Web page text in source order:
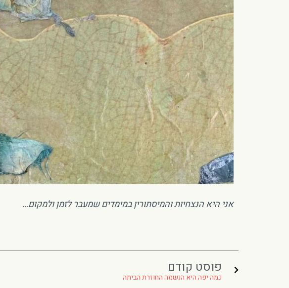
אני היא הנצחיות והמיסתורין במימדים שמעבר לזמן ולמקום…
פוסט קודם
כמה יפה היא הנשמה החוזרת הביתה